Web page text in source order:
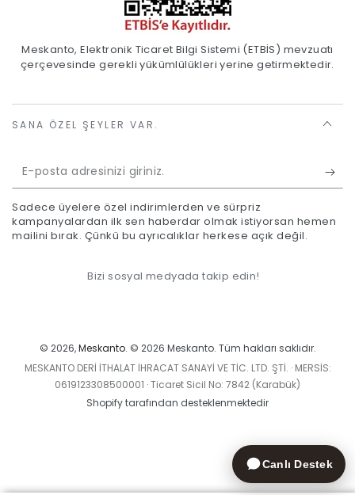
Meskanto, Elektronik Ticaret Bilgi Sistemi (ETBİS) mevzuatı
çerçevesinde gerekli yükümlülükleri yerine getirmektedir.
SANA ÖZEL ŞEYLER VAR.
E-
posta
adresinizi
giriniz.
Sadece üyelere özel indirimlerden ve sürpriz
kampanyalardan ilk sen haberdar olmak istiyorsan hemen
mailini bırak. Çünkü bu ayrıcalıklar herkese açık değil.
Bizi sosyal medyada takip edin!
© 2026,Meskanto. © 2026 Meskanto. Tüm hakları saklıdır.
MESKANTO DERİ İTHALAT İHRACAT SANAYİ VE TİC. LTD. ŞTİ. · MERSİS:
0619123308500001 · Ticaret Sicil No: 7842 (Karabük)
Shopify tarafından desteklenmektedir
yöntemleri
Canlı Destek